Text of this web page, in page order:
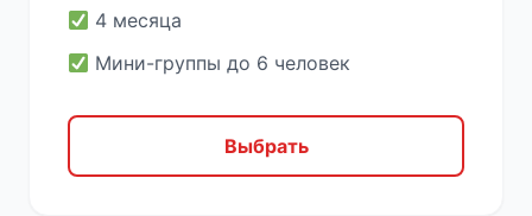
4 месяца
Мини-группы до 6 человек
Выбрать